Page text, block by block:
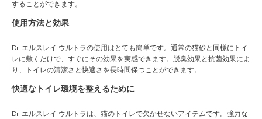
することができます。
使用方法と効果
Dr. エルスレイ ウルトラの使用はとても簡単です。通常の猫砂と同様にトイ
レに敷くだけで、すぐにその効果を実感できます。脱臭効果と抗菌効果によ
り、トイレの清潔さと快適さを長時間保つことができます。
快適なトイレ環境を整えるために
Dr. エルスレイ ウルトラは、猫のトイレで欠かせないアイテムです。強力な